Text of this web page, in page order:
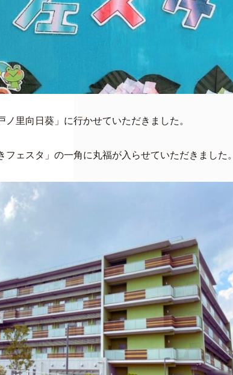
里向日葵」に行かせていただきました。
ェスタ」の一角に丸福が入らせていただきました。